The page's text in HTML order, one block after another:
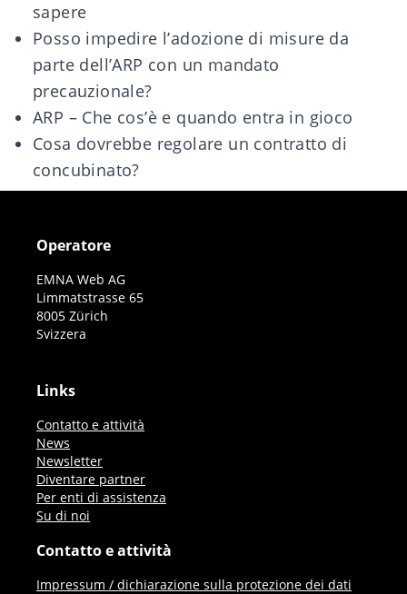
sapere
Posso impedire l’adozione di misure da
parte dell’ARP con un mandato
precauzionale?
ARP – Che cos’è e quando entra in gioco
Cosa dovrebbe regolare un contratto di
concubinato?
Operatore
EMNA Web AG
Limmatstrasse 65
8005 Zürich
Svizzera
Links
Contatto e attività
News
Newsletter
Diventare partner
Per enti di assistenza
Su di noi
Contatto e attività
Impressum / dichiarazione sulla protezione dei dati